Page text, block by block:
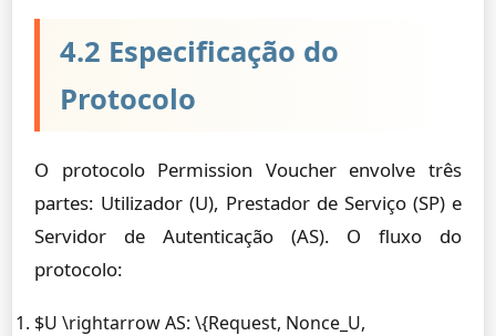
4.2 Especificação do
Protocolo
O protocolo Permission Voucher envolve três
partes: Utilizador (U), Prestador de Serviço (SP) e
Servidor de Autenticação (AS). O fluxo do
protocolo:
$U \rightarrow AS: \{Request, Nonce_U,